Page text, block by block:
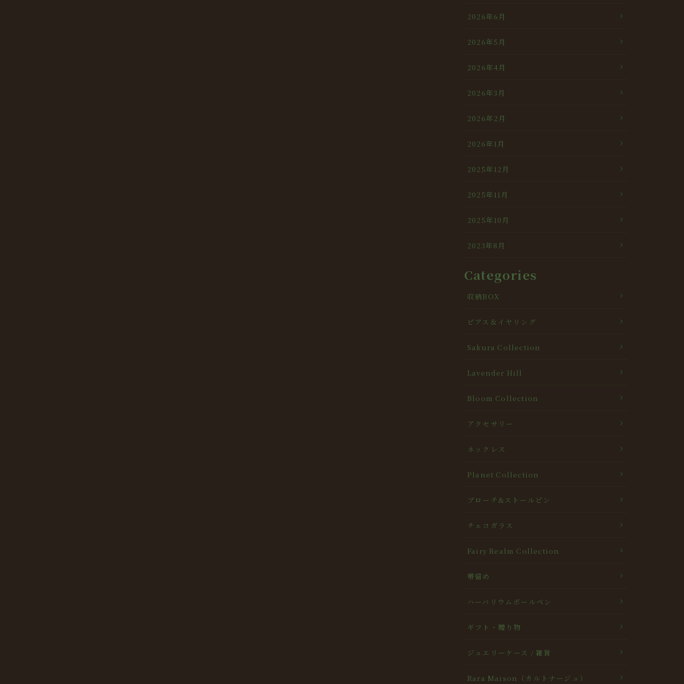
2026年6月
2026年5月
2026年4月
2026年3月
2026年2月
2026年1月
2025年12月
2025年11月
2025年10月
2023年8月
Categories
収納BOX
ピアス＆イヤリング
Sakura Collection
Lavender Hill
Bloom Collection
アクセサリー
ネックレス
Planet Collection
ブローチ&ストールピン
チェコガラス
Fairy Realm Collection
帯留め
ハーバリウムボールペン
ギフト・贈り物
ジュエリーケース / 雑貨
Rara Maison（カルトナージュ）